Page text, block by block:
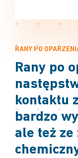
RANY PO
Rany po
kontaktu
bardzo
ale też